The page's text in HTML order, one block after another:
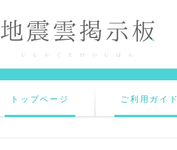
トップページ ご利用ガイド